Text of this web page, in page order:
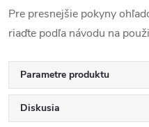
Pre presnejšie pokyny
riaďte podľa návodu na
Parametre produktu
Diskusia